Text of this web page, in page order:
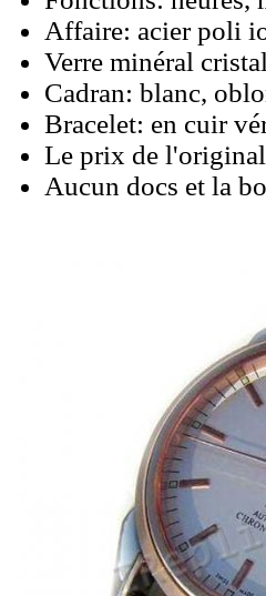
Affaire: acier poli
Verre minéral
Cadran: blanc,
Bracelet: en cuir
Le prix de
Aucun docs et la